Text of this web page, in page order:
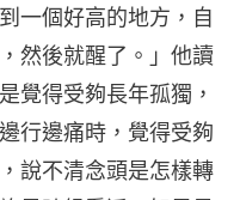
一個好高的地方，自
然後就醒了。」他讀
覺得受夠長年孤獨，
行邊痛時，覺得受夠
說不清念頭是怎樣轉